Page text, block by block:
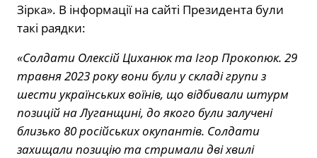
Зірка». В інформації на сайті Президента були
такі раядки:
«Солдати Олексій Циханюк та Ігор Прокопюк. 29
травня 2023 року вони були у складі групи з
шести українських воїнів, що відбивали штурм
позицій на Луганщині, до якого були залучені
близько 80 російських окупантів. Солдати
захищали позицію та стримали дві хвилі